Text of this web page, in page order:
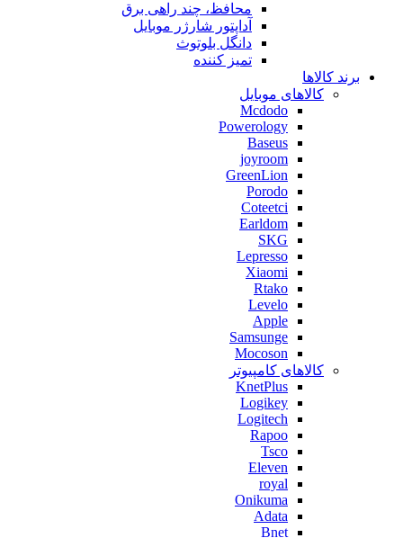
محافظ، چند راهی برق
آداپتور شارژر موبایل
دانگل بلوتوث
تمیز کننده
برند کالاها
کالاهای موبایل
Mcdodo
Powerology
Baseus
joyroom
GreenLion
Porodo
Coteetci
Earldom
SKG
Lepresso
Xiaomi
Rtako
Levelo
Apple
Samsunge
Mocoson
کالاهای کامپیوتر
KnetPlus
Logikey
Logitech
Rapoo
Tsco
Eleven
royal
Onikuma
Adata
Bnet